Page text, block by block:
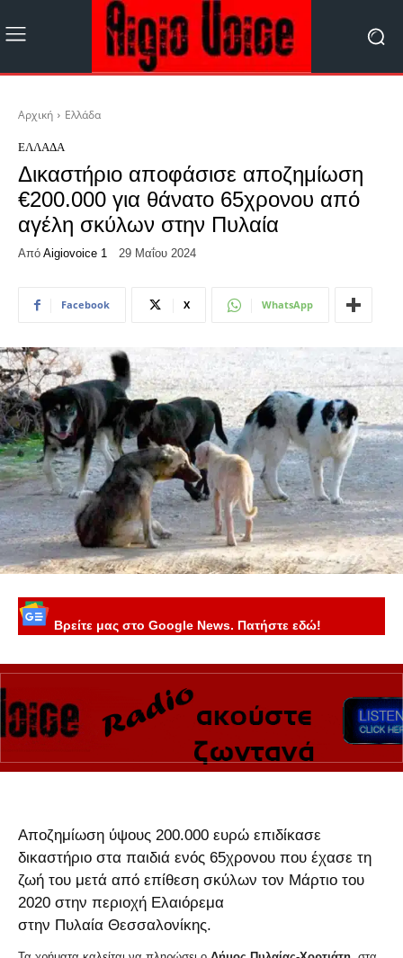
Αρχική Ελλάδα
ΕΛΛΆΔΑ
Δικαστήριο αποφάσισε αποζημίωση
€200.000 για θάνατο 65χρονου από
αγέλη σκύλων στην Πυλαία
Από Aigiovoice 1 29 Μαΐου 2024
Facebook X WhatsApp
Βρείτε μας στο Google News. Πατήστε εδώ!
Αποζημίωση ύψους 200.000 ευρώ επιδίκασε
δικαστήριο στα παιδιά ενός 65χρονου που έχασε τη
ζωή του μετά από επίθεση σκύλων τον Μάρτιο του
2020 στην περιοχή Ελαιόρεμα
στην Πυλαία Θεσσαλονίκης.